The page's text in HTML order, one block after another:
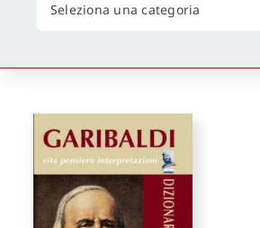
CONSIP / MEPA / ANVUR / CINECA
Autori
Proposte di pubblicazione
Seleziona una categoria